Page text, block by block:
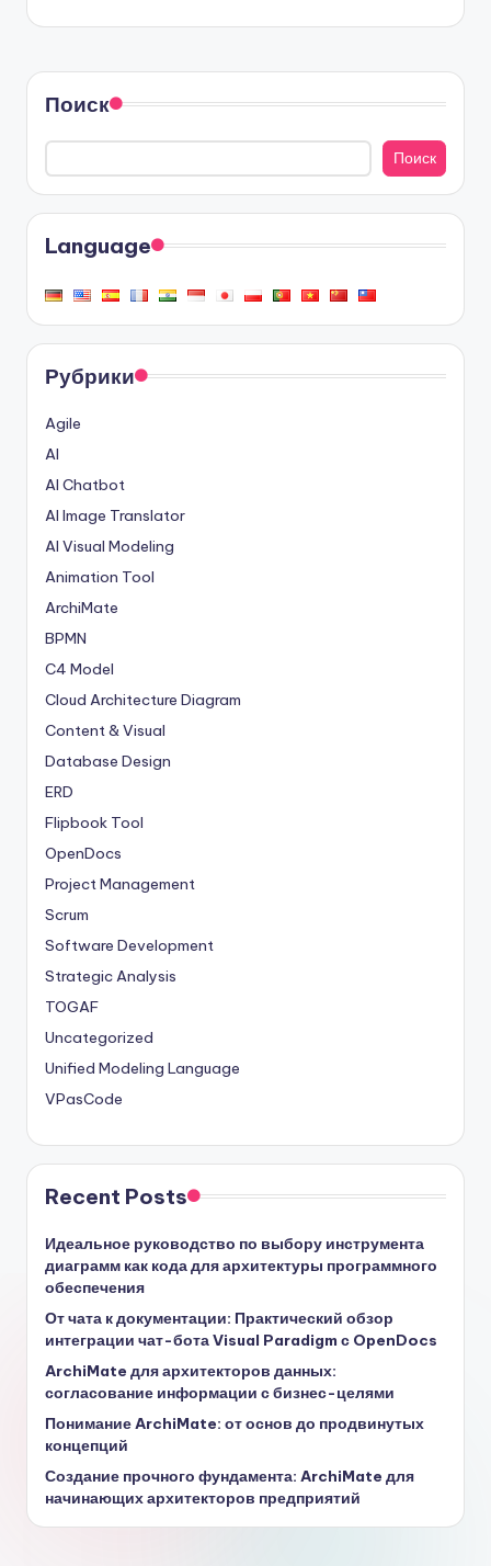
Поиск
Поиск
Language
Рубрики
Agile
AI
AI Chatbot
AI Image Translator
AI Visual Modeling
Animation Tool
ArchiMate
BPMN
C4 Model
Cloud Architecture Diagram
Content & Visual
Database Design
ERD
Flipbook Tool
OpenDocs
Project Management
Scrum
Software Development
Strategic Analysis
TOGAF
Uncategorized
Unified Modeling Language
VPasCode
Recent Posts
Идеальное руководство по выбору инструмента
диаграмм как кода для архитектуры программного
обеспечения
От чата к документации: Практический обзор
интеграции чат-бота Visual Paradigm с OpenDocs
ArchiMate для архитекторов данных:
согласование информации с бизнес-целями
Понимание ArchiMate: от основ до продвинутых
концепций
Создание прочного фундамента: ArchiMate для
начинающих архитекторов предприятий